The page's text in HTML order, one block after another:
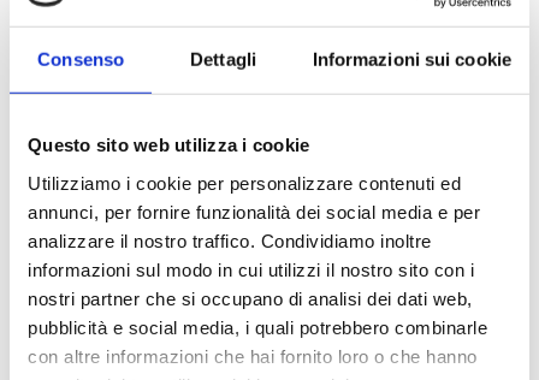
Consenso Dettagli Informazioni sui cookie
Questo sito web utilizza i cookie
Utilizziamo i cookie per personalizzare contenuti ed
annunci, per fornire funzionalità dei social media e per
analizzare il nostro traffico. Condividiamo inoltre
informazioni sul modo in cui utilizzi il nostro sito con i
nostri partner che si occupano di analisi dei dati web,
pubblicità e social media, i quali potrebbero combinarle
con altre informazioni che hai fornito loro o che hanno
Carta Filigranata
CCIAA
24,40€